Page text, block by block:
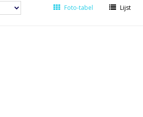
Foto-tabel Lijst